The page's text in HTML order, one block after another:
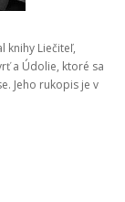
knihy Liečiteľ,
a Údolie, ktoré sa
Jeho rukopis je v